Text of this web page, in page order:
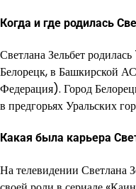
Когда и где родилась
Светлана Зельбет
Белорецк, в Башкирской
Федерация). Город
в предгорьях Уральских
Какая была карьера
На телевидении Светлана